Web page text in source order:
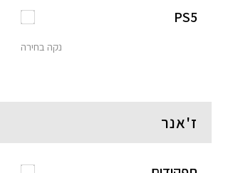
PS5
נקה בחירה
ז'אנר